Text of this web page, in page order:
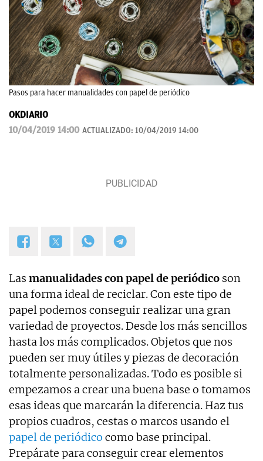
Pasos para hacer manualidades con papel de periódico
OKDIARIO
10/04/2019 14:00 ACTUALIZADO: 10/04/2019 14:00
Las manualidades con papel de periódico son
una forma ideal de reciclar. Con este tipo de
papel podemos conseguir realizar una gran
variedad de proyectos. Desde los más sencillos
hasta los más complicados. Objetos que nos
pueden ser muy útiles y piezas de decoración
totalmente personalizadas. Todo es posible si
empezamos a crear una buena base o tomamos
esas ideas que marcarán la diferencia. Haz tus
propios cuadros, cestas o marcos usando el
papel de periódico como base principal.
Prepárate para conseguir crear elementos